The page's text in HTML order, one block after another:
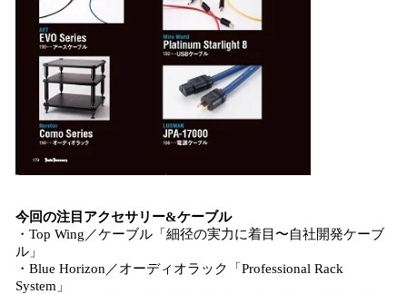
今回の注目アクセサリー&ケーブル
・Top Wing／ケーブル「細径の実力に着目〜自社開発ケーブ
ル」
・Blue Horizon／オーディオラック「Professional Rack
System」